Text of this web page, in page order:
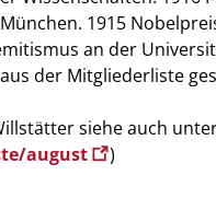
1915
an der
der Mitgliederliste
siehe auch
august
)